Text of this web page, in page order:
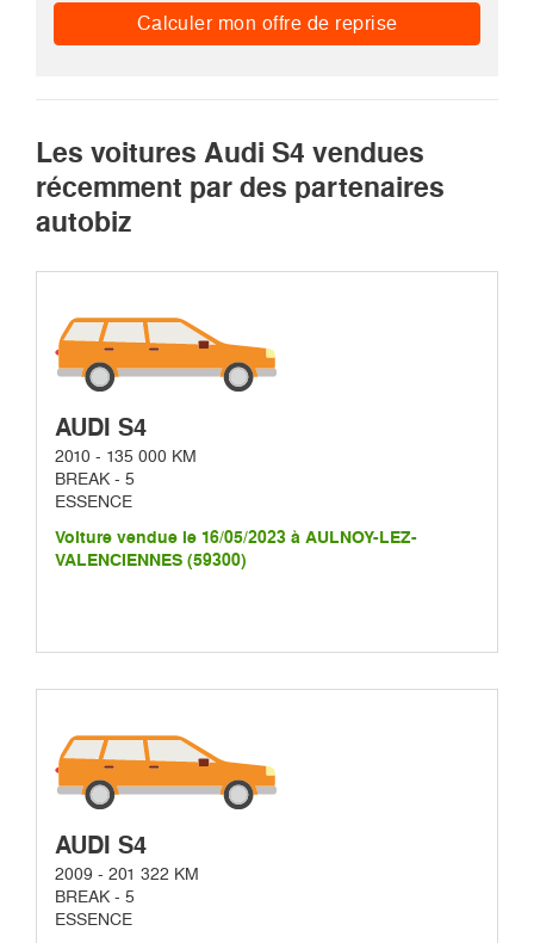
Calculer mon offre de reprise
Les voitures Audi S4 vendues
récemment par des partenaires
autobiz
AUDI S4
2010 - 135 000 KM
BREAK - 5
ESSENCE
Voiture vendue le 16/05/2023 à AULNOY-LEZ-
VALENCIENNES (59300)
AUDI S4
2009 - 201 322 KM
BREAK - 5
ESSENCE